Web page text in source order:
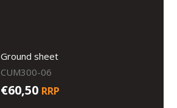
Ground sheet
CUM300-06
€60,50 RRP